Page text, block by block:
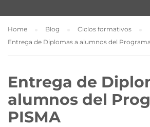
Home Blog
Ciclos formativos
Entrega de Diplomas a alumnos del
Entrega de
alumnos del
PISMA